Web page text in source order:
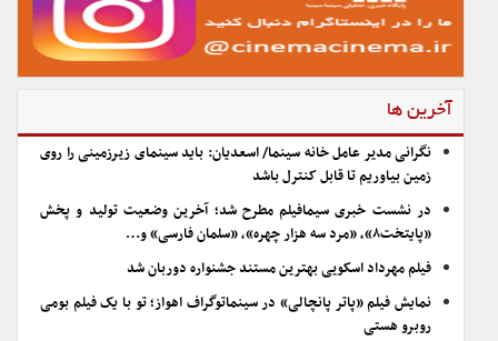
آخرین ها
نگرانی مدیر عامل خانه سینما/ اسعدیان: باید سینمای زیرزمینی را روی
زمین بیاوریم تا قابل کنترل باشد
در نشست خبری سیمافیلم مطرح شد؛ آخرین وضعیت تولید و پخش
«پایتخت۸»، «مرد سه هزار چهره»، «سلمان فارسی» و…
فیلم مهرداد اسکویی بهترین مستند جشنواره دوربان شد
نمایش فیلم «پاتر پانچالی» در سینماتوگراف اهواز؛ تو با یک فیلم بومی
روبرو هستی